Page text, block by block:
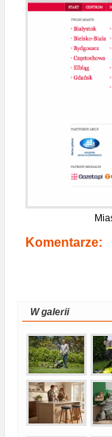
Komentarze:
W galerii